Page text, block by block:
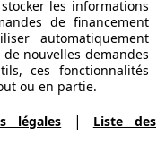
les informations
de financement
automatiquement
nouvelles demandes
ces fonctionnalités
ou en partie.
légales |
Liste des